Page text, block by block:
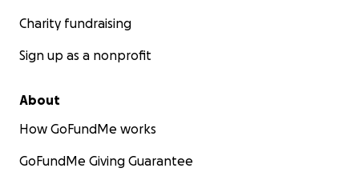
Charity fundraising
Sign up as a nonprofit
About
How GoFundMe works
GoFundMe Giving Guarantee